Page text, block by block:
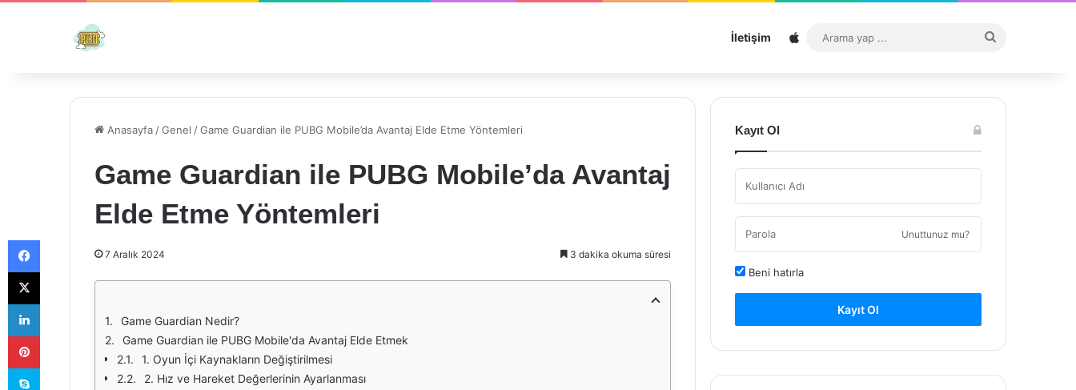
İletişim Sitemap
...
Anasayfa /Genel /Game Guardian ile PUBG Mobile’da Avantaj Elde Etme Yöntemleri
Game Guardian ile PUBG Mobile’da Avantaj
Elde Etme Yöntemleri
7 Aralık 2024 3 dakika okuma süresi
Game Guardian Nedir?
Game Guardian ile PUBG Mobile'da Avantaj Elde Etmek
1. Oyun İçi Kaynakların Değiştirilmesi
2. Hız ve Hareket Değerlerinin Ayarlanması
Kayıt Ol
Unuttunuz mu?
Beni hatırla
Kayıt Ol
Facebook
X
LinkedIn
Pinterest
Skype